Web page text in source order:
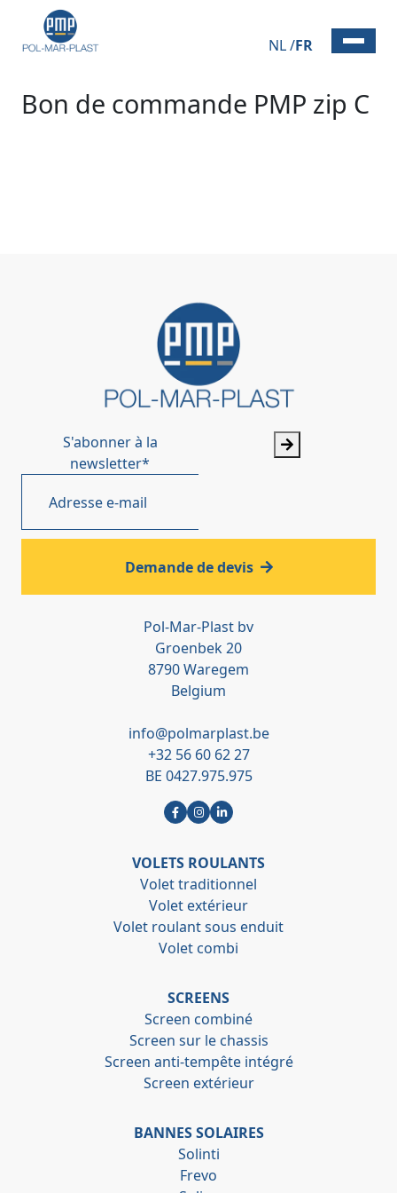
NL FR
Bon de commande PMP zip C
S'abonner à la
newsletter*
Demande de devis
Pol-Mar-Plast bv
Groenbek 20
8790 Waregem
Belgium
info@polmarplast.be
+32 56 60 62 27
BE 0427.975.975
VOLETS ROULANTS
Volet traditionnel
Volet extérieur
Volet roulant sous enduit
Volet combi
SCREENS
Screen combiné
Screen sur le chassis
Screen anti-tempête intégré
Screen extérieur
BANNES SOLAIRES
Solinti
Frevo